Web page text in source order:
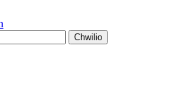
Chwilio